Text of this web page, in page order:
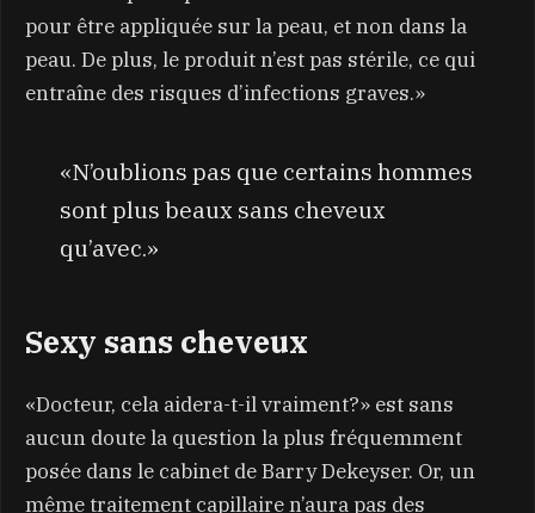
pour être appliquée sur la peau, et non dans la
peau. De plus, le produit n’est pas stérile, ce qui
entraîne des risques d’infections graves.»
«N’oublions pas que certains hommes
sont plus beaux sans cheveux
qu’avec.»
Sexy sans cheveux
«Docteur, cela aidera-t-il vraiment?» est sans
aucun doute la question la plus fréquemment
posée dans le cabinet de Barry Dekeyser. Or, un
même traitement capillaire n’aura pas des